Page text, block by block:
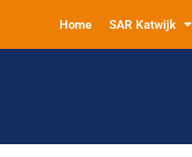
Home SAR Katwijk